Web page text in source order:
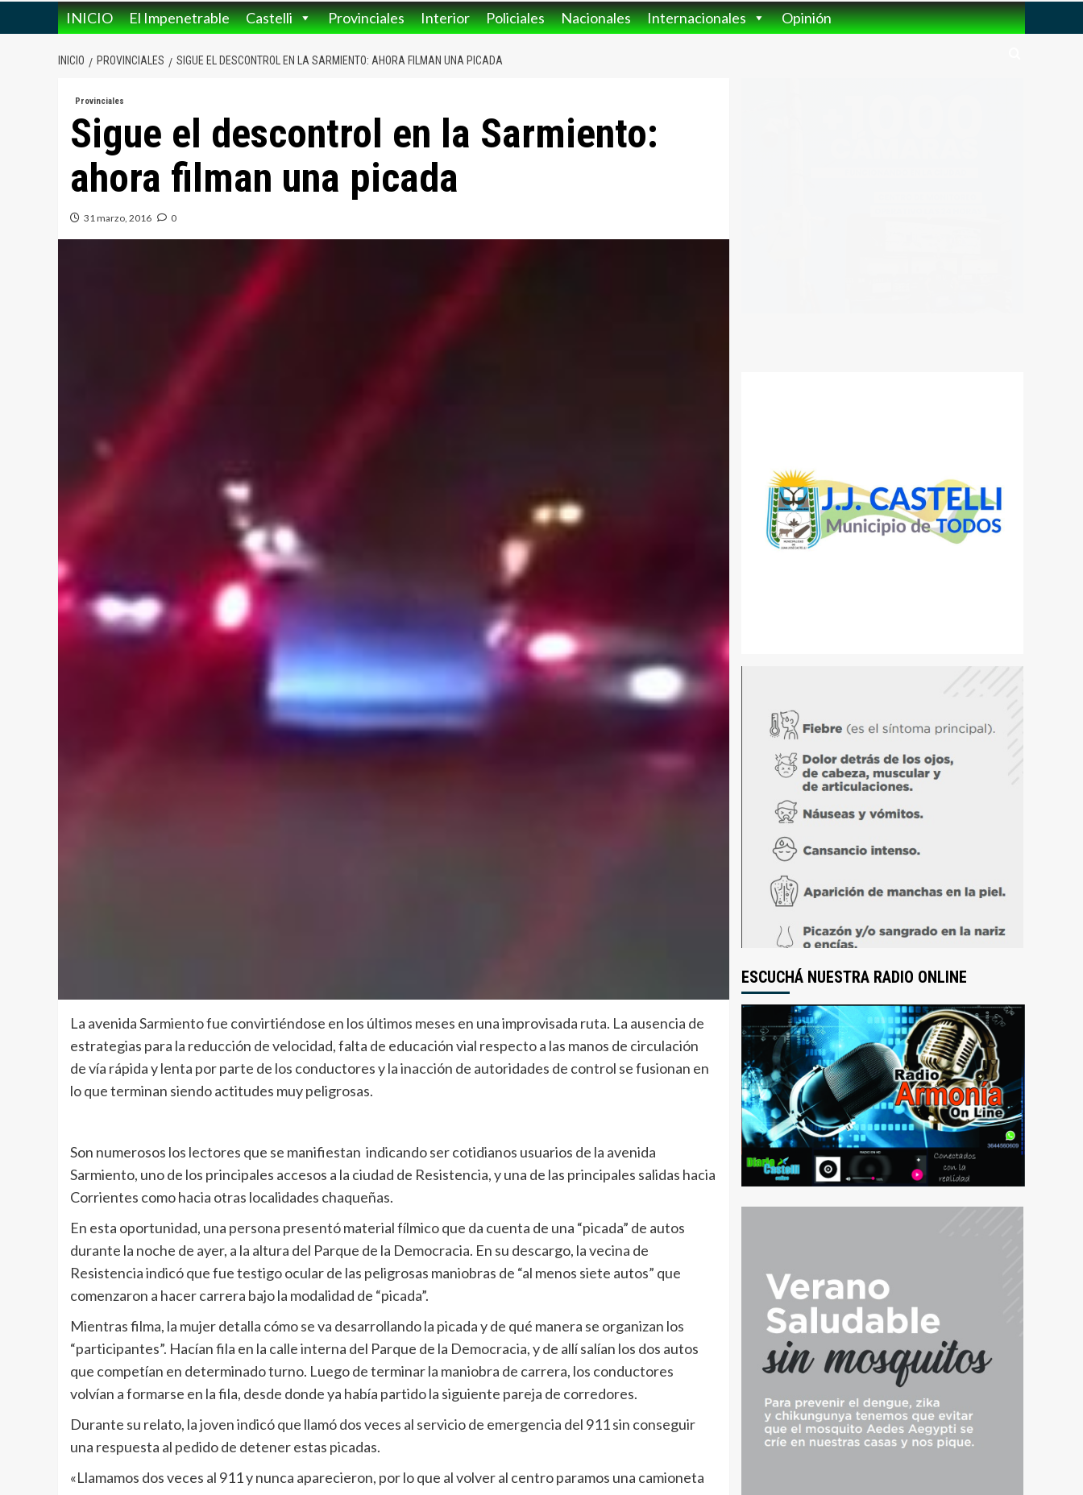
INICIO El Impenetrable Castelli Provinciales Interior Policiales Nacionales Internacionales Opinión
INICIO PROVINCIALES SIGUE EL DESCONTROL EN LA SARMIENTO: AHORA FILMAN UNA PICADA
Provinciales
Sigue el descontrol en la Sarmiento:
ahora filman una picada
31 marzo, 2016 0
La avenida Sarmiento fue convirtiéndose en los últimos meses en una improvisada ruta. La ausencia de
estrategias para la reducción de velocidad, falta de educación vial respecto a las manos de circulación
de vía rápida y lenta por parte de los conductores y la inacción de autoridades de control se fusionan en
lo que terminan siendo actitudes muy peligrosas.
Son numerosos los lectores que se manifiestan indicando ser cotidianos usuarios de la avenida
Sarmiento, uno de los principales accesos a la ciudad de Resistencia, y una de las principales salidas hacia
Corrientes como hacia otras localidades chaqueñas.
En esta oportunidad, una persona presentó material fílmico que da cuenta de una “picada” de autos
durante la noche de ayer, a la altura del Parque de la Democracia. En su descargo, la vecina de
Resistencia indicó que fue testigo ocular de las peligrosas maniobras de “al menos siete autos” que
comenzaron a hacer carrera bajo la modalidad de “picada”.
Mientras filma, la mujer detalla cómo se va desarrollando la picada y de qué manera se organizan los
“participantes”. Hacían fila en la calle interna del Parque de la Democracia, y de allí salían los dos autos
que competían en determinado turno. Luego de terminar la maniobra de carrera, los conductores
volvían a formarse en la fila, desde donde ya había partido la siguiente pareja de corredores.
Durante su relato, la joven indicó que llamó dos veces al servicio de emergencia del 911 sin conseguir
una respuesta al pedido de detener estas picadas.
«Llamamos dos veces al 911 y nunca aparecieron, por lo que al volver al centro paramos una camioneta
ESCUCHÁ NUESTRA RADIO ONLINE